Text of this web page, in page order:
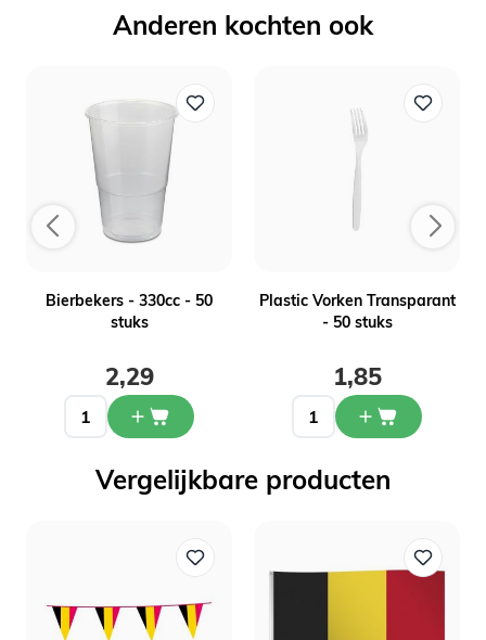
Anderen kochten ook
Bierbekers - 330cc - 50
stuks
2,29
Plastic Vorken Transparant
- 50 stuks
1,85
Vergelijkbare producten